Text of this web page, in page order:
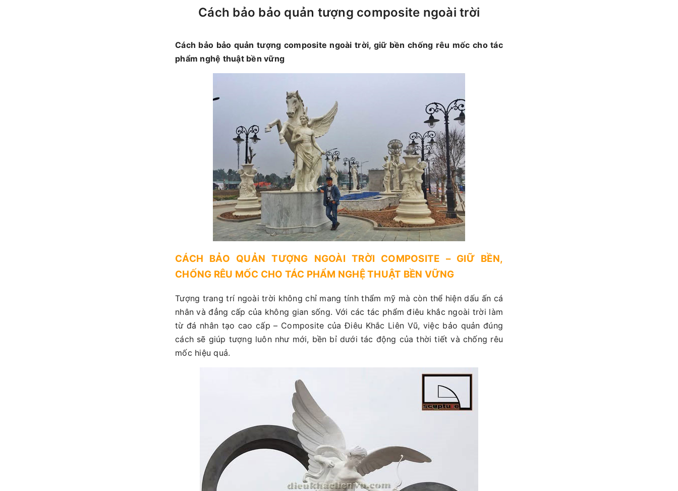
Cách bảo bảo quản tượng composite ngoài trời
Cách bảo bảo quản tượng composite ngoài trời, giữ bền chống rêu mốc cho tác
phẩm nghệ thuật bền vững
CÁCH BẢO QUẢN TƯỢNG NGOÀI TRỜI COMPOSITE – GIỮ BỀN,
CHỐNG RÊU MỐC CHO TÁC PHẨM NGHỆ THUẬT BỀN VỮNG
Tượng trang trí ngoài trời không chỉ mang tính thẩm mỹ mà còn thể hiện dấu ấn cá
nhân và đẳng cấp của không gian sống. Với các tác phẩm điêu khắc ngoài trời làm
từ đá nhân tạo cao cấp – Composite của Điêu Khắc Liên Vũ, việc bảo quản đúng
cách sẽ giúp tượng luôn như mới, bền bỉ dưới tác động của thời tiết và chống rêu
mốc hiệu quả.